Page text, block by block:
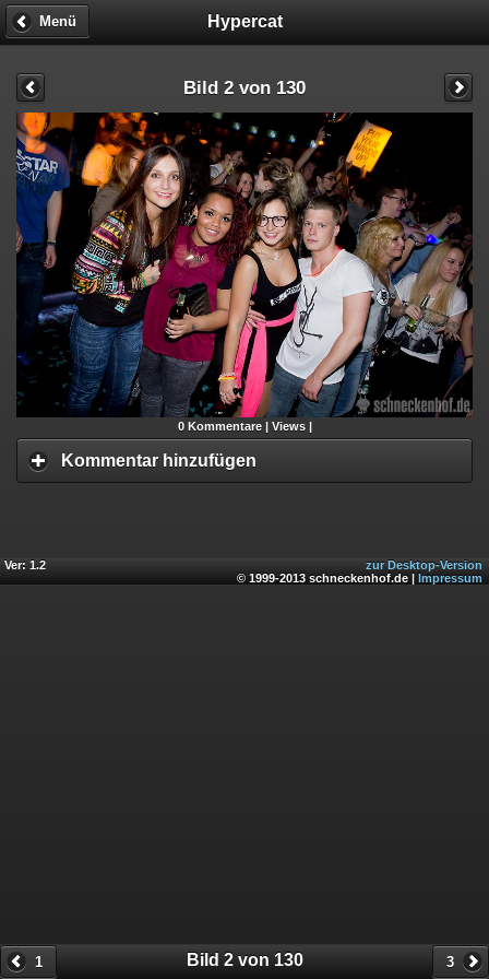
Hypercat
Menü
Bild 2 von 130
0Kommentare | Views |
Kommentar hinzufügen
Ver: 1.2
zur Desktop-Version
© 1999-2013 schneckenhof.de | Impressum
1 3
Bild 2 von 130